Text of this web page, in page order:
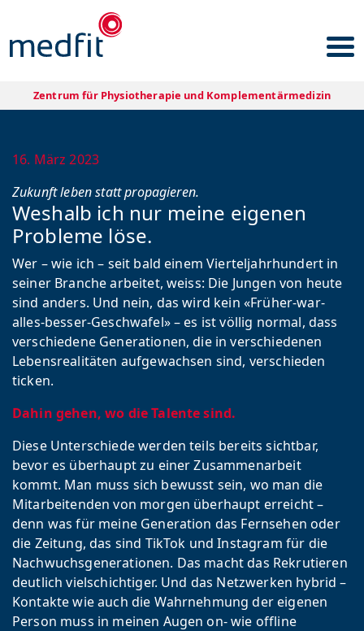
Zentrum für Physiotherapie und Komplementärmedizin
16. März 2023
Zukunft leben statt propagieren.
Weshalb ich nur meine eigenen
Probleme löse.
Wer – wie ich – seit bald einem Vierteljahrhundert in
seiner Branche arbeitet, weiss: Die Jungen von heute
sind anders. Und nein, das wird kein «Früher-war-
alles-besser-Geschwafel» – es ist völlig normal, dass
verschiedene Generationen, die in verschiedenen
Lebensrealitäten aufgewachsen sind, verschieden
ticken.
Dahin gehen, wo die Talente sind.
Diese Unterschiede werden teils bereits sichtbar,
bevor es überhaupt zu einer Zusammenarbeit
kommt. Man muss sich bewusst sein, wo man die
Mitarbeitenden von morgen überhaupt erreicht –
denn was für meine Generation das Fernsehen oder
die Zeitung, das sind TikTok und Instagram für die
Nachwuchsgenerationen. Das macht das Rekrutieren
deutlich vielschichtiger. Und das Netzwerken hybrid –
Kontakte wie auch die Wahrnehmung der eigenen
Person muss in meinen Augen on- wie offline